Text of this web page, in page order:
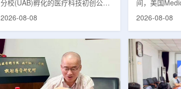
TheraGuide
分校(UAB)孵化的医疗科技初创公司
LifeNuclear宣布推出数字化平台
遵循辐射安全指导。放射性药物疗法
通过使用放射性药物靶向癌细胞，在
尽量减少周围健康组织损伤的同时发
挥治疗作用。随着该疗法应用范围扩
大，患者在治疗后通常需要阅读并执
2026-08-08
间，美国
射线吸收测定
果提示，不同
差异正在扩大
500万名
据。结果显示
年的每10万
2026-08-08